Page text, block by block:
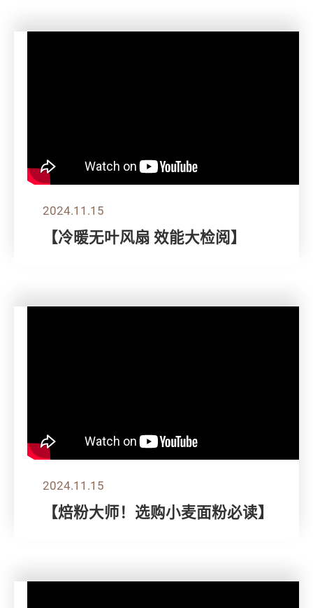
2024.11.15
【冷暖无叶风扇 效能大检阅】
2024.11.15
【焙粉大师！选购小麦面粉必读】